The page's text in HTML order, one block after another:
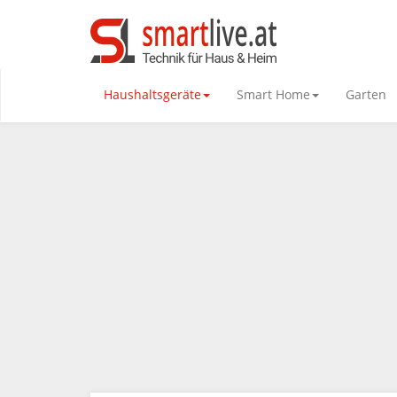
Haushaltsgeräte Smart Home Garten